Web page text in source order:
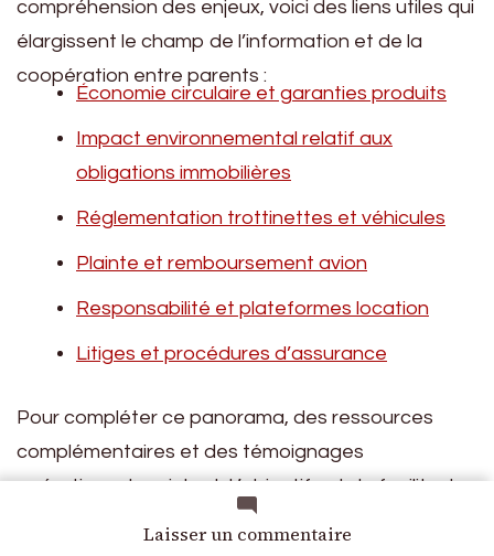
Laisser un commentairesur
compréhension des enjeux, voici des liens utiles qui
élargissent le champ de l’information et de la
coopération entre parents :
Économie circulaire et garanties produits
Impact environnemental relatif aux
obligations immobilières
Réglementation trottinettes et véhicules
Plainte et remboursement avion
Responsabilité et plateformes location
Litiges et procédures d’assurance
Pour compléter ce panorama, des ressources
complémentaires et des témoignages
opérationnels existent. L’objectif est de faciliter la
et de rendre plus